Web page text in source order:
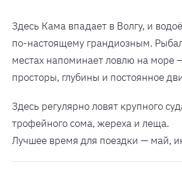
Здесь Кама впадает в Волгу, и
по-настоящему грандиозным.
местах напоминает ловлю на море
просторы, глубины и постоянное
Здесь регулярно ловят крупного
трофейного сома, жереха и леща.
Лучшее время для поездки — май,